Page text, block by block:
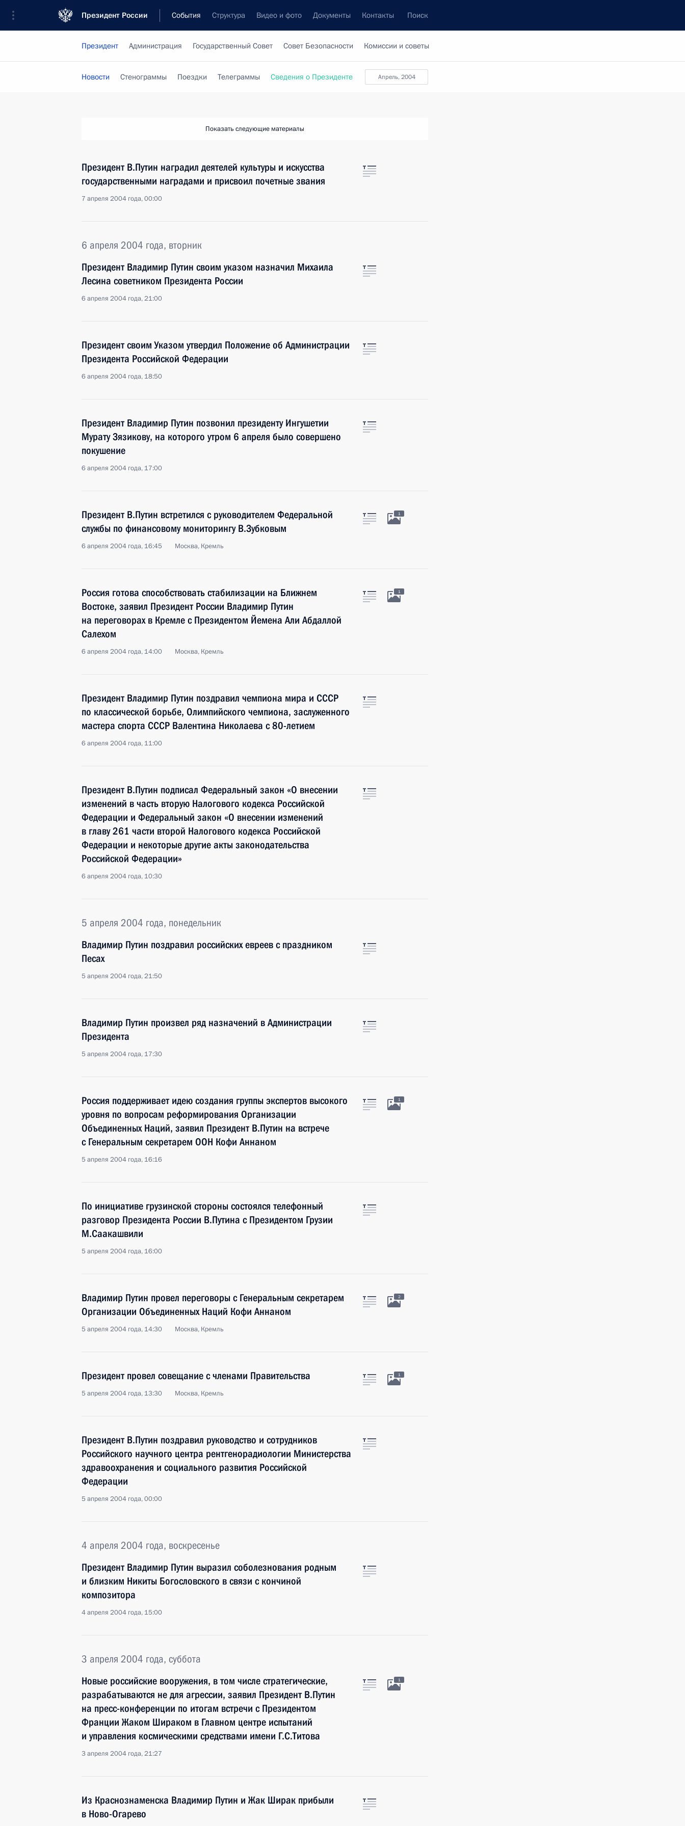
Президент России События Структура Видео и фото Документы Контакты Поиск
Президент Администрация Государственный Совет Совет Безопасности Комиссии и советы
апрель, 2004
Новости Стенограммы Поездки Телеграммы Сведения о Президенте
Показать следующие материалы
Президент В.Путин наградил деятелей культуры и искусства
государственными наградами и присвоил почетные звания
7 апреля 2004 года, 00:00
6 апреля 2004 года, вторник
Президент Владимир Путин своим указом назначил Михаила
Лесина советником Президента России
6 апреля 2004 года, 21:00
Президент своим Указом утвердил Положение об Администрации
Президента Российской Федерации
6 апреля 2004 года, 18:50
Президент Владимир Путин позвонил президенту Ингушетии
Мурату Зязикову, на которого утром 6 апреля было совершено
покушение
6 апреля 2004 года, 17:00
Президент В.Путин встретился с руководителем Федеральной
службы по финансовому мониторингу В.Зубковым
6 апреля 2004 года, 16:45 Москва, Кремль
1
Россия готова способствовать стабилизации на Ближнем
Востоке, заявил Президент России Владимир Путин
на переговорах в Кремле с Президентом Йемена Али Абдаллой
Салехом
6 апреля 2004 года, 14:00 Москва, Кремль
1
Президент Владимир Путин поздравил чемпиона мира и СССР
по классической борьбе, Олимпийского чемпиона, заслуженного
мастера спорта СССР Валентина Николаева с 80-летием
6 апреля 2004 года, 11:00
Президент В.Путин подписал Федеральный закон «О внесении
изменений в часть вторую Налогового кодекса Российской
Федерации и Федеральный закон «О внесении изменений
в главу 261 части второй Налогового кодекса Российской
Федерации и некоторые другие акты законодательства
Российской Федерации»
6 апреля 2004 года, 10:30
5 апреля 2004 года, понедельник
Владимир Путин поздравил российских евреев с праздником
Песах
5 апреля 2004 года, 21:50
Владимир Путин произвел ряд назначений в Администрации
Президента
5 апреля 2004 года, 17:30
Россия поддерживает идею создания группы экспертов высокого
уровня по вопросам реформирования Организации
Объединенных Наций, заявил Президент В.Путин на встрече
с Генеральным секретарем ООН Кофи Аннаном
5 апреля 2004 года, 16:16
1
По инициативе грузинской стороны состоялся телефонный
разговор Президента России В.Путина с Президентом Грузии
М.Саакашвили
5 апреля 2004 года, 16:00
Владимир Путин провел переговоры с Генеральным секретарем
Организации Объединенных Наций Кофи Аннаном
5 апреля 2004 года, 14:30 Москва, Кремль
2
Президент провел совещание с членами Правительства
5 апреля 2004 года, 13:30 Москва, Кремль
1
Президент В.Путин поздравил руководство и сотрудников
Российского научного центра рентгенорадиологии Министерства
здравоохранения и социального развития Российской
Федерации
5 апреля 2004 года, 00:00
4 апреля 2004 года, воскресенье
Президент Владимир Путин выразил соболезнования родным
и близким Никиты Богословского в связи с кончиной
композитора
4 апреля 2004 года, 15:00
3 апреля 2004 года, суббота
Новые российские вооружения, в том числе стратегические,
разрабатываются не для агрессии, заявил Президент В.Путин
на пресс-конференции по итогам встречи с Президентом
Франции Жаком Шираком в Главном центре испытаний
и управления космическими средствами имени Г.С.Титова
3 апреля 2004 года, 21:27
1
Из Краснознаменска Владимир Путин и Жак Ширак прибыли
в Ново-Огарево